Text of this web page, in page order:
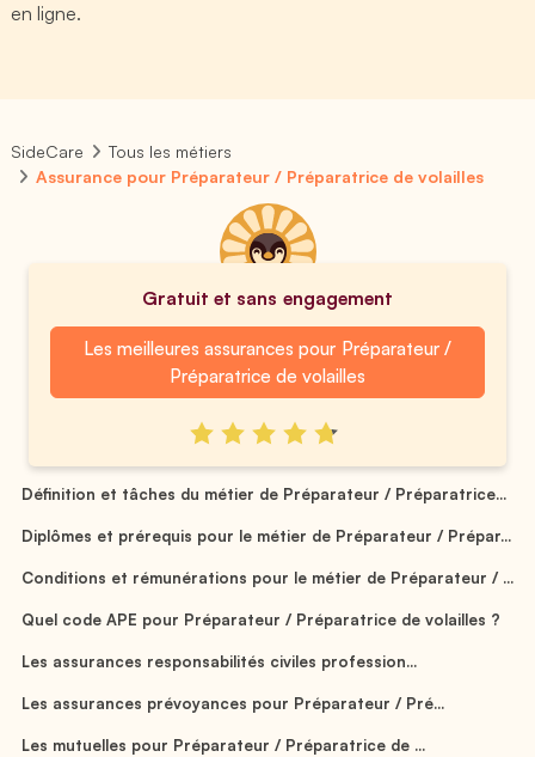
en ligne.
SideCare
Tous les métiers
Assurance pour Préparateur / Préparatrice de volailles
Gratuit et sans engagement
Les meilleures assurances pour Préparateur /
Préparatrice de volailles
Définition et tâches du métier de Préparateur / Préparatrice...
Diplômes et prérequis pour le métier de Préparateur / Prépar...
Conditions et rémunérations pour le métier de Préparateur / ...
Quel code APE pour Préparateur / Préparatrice de volailles ?
Les assurances responsabilités civiles profession...
Les assurances prévoyances pour Préparateur / Pré...
Les mutuelles pour Préparateur / Préparatrice de ...